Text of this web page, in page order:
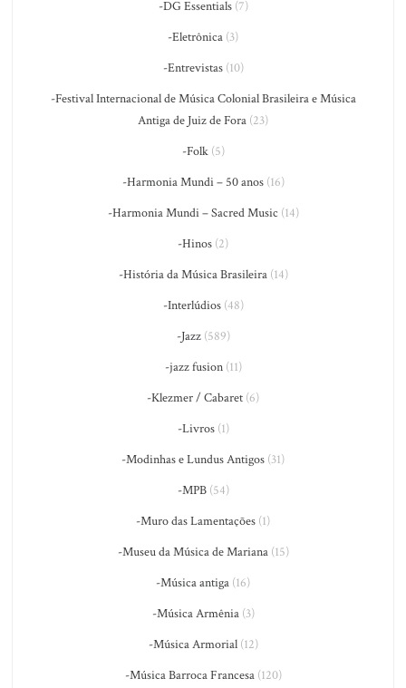
-DG Essentials(7)
-Eletrônica (3)
-Entrevistas(10)
-Festival Internacional de Música Colonial Brasileira e Música
Antiga de Juiz de Fora (23)
-Folk(5)
-Harmonia Mundi – 50 anos(16)
-Harmonia Mundi – Sacred Music (14)
-Hinos (2)
-História da Música Brasileira(14)
-Interlúdios(48)
-Jazz(589)
-jazz fusion(11)
-Klezmer / Cabaret (6)
-Livros(1)
-Modinhas e Lundus Antigos (31)
-MPB(54)
-Muro das Lamentações (1)
-Museu da Música de Mariana(15)
-Música antiga (16)
-Música Armênia(3)
-Música Armorial(12)
-Música Barroca Francesa(120)